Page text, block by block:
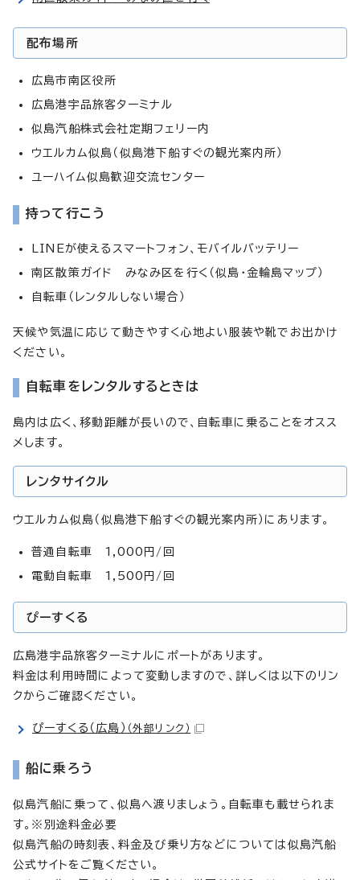
配布場所
広島市南区役所
広島港宇品旅客ターミナル
似島汽船株式会社定期フェリー内
ウエルカム似島（似島港下船すぐの観光案内所）
ユーハイム似島歓迎交流センター
持って行こう
LINEが使えるスマートフォン、モバイルバッテリー
南区散策ガイド みなみ区を行く（似島・金輪島マップ）
自転車（レンタルしない場合）
天候や気温に応じて動きやすく心地よい服装や靴でお出かけ
ください。
自転車をレンタルするときは
島内は広く、移動距離が長いので、自転車に乗ることをオスス
メします。
レンタサイクル
ウエルカム似島（似島港下船すぐの観光案内所）にあります。
普通自転車 1,000円/回
電動自転車 1,500円/回
ぴーすくる
広島港宇品旅客ターミナルにポートがあります。
料金は利用時間によって変動しますので、詳しくは以下のリン
クからご確認ください。
ぴーすくる（広島） （外部リンク）
船に乗ろう
似島汽船に乗って、似島へ渡りましょう。自転車も載せられま
す。※別途料金必要
似島汽船の時刻表、料金及び乗り方などについては似島汽船
公式サイトをご覧ください。